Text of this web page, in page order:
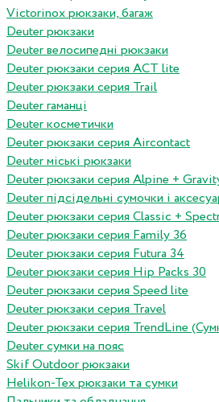
Victorinox рюкзаки, багаж
Deuter рюкзаки
Deuter велосипедні рюкзаки
Deuter рюкзаки серия ACT lite
Deuter рюкзаки серия Trail
Deuter гаманці
Deuter косметички
Deuter рюкзаки серия Aircontact
Deuter міські рюкзаки
Deuter рюкзаки серия Alpine +
Deuter підсідельні сумочки і
Deuter рюкзаки серия Classic +
Deuter рюкзаки серия Family 36
Deuter рюкзаки серия Futura 34
Deuter рюкзаки серия Hip Packs 30
Deuter рюкзаки серия Speed lite
Deuter рюкзаки серия Travel
Deuter рюкзаки серия TrendLine
Deuter сумки на пояс
Skif Outdoor рюкзаки
Helikon-Tex рюкзаки та сумки